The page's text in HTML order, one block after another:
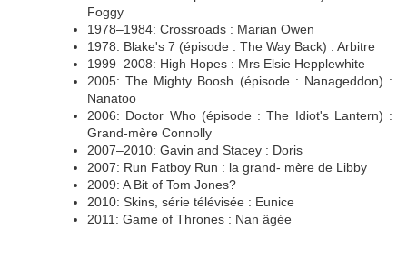
Foggy
1978–1984: Crossroads : Marian Owen
1978: Blake's 7 (épisode : The Way Back) : Arbitre
1999–2008: High Hopes : Mrs Elsie Hepplewhite
2005: The Mighty Boosh (épisode : Nanageddon) :
Nanatoo
2006: Doctor Who (épisode : The Idiot's Lantern) :
Grand-mère Connolly
2007–2010: Gavin and Stacey : Doris
2007: Run Fatboy Run : la grand- mère de Libby
2009: A Bit of Tom Jones?
2010: Skins, série télévisée : Eunice
2011: Game of Thrones : Nan âgée